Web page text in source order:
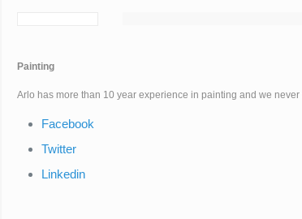
Painting
Arlo has more than 10 year experience in painting and we
Facebook
Twitter
Linkedin